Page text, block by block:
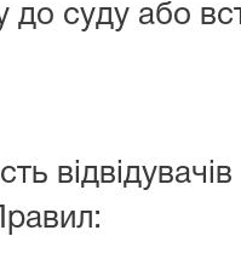
до суду або